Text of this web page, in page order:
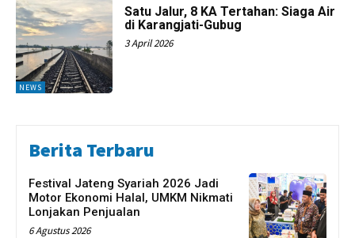
NEWS
Satu Jalur, 8 KA Tertahan: Siaga Air
di Karangjati-Gubug
3 April 2026
Berita Terbaru
Festival Jateng Syariah 2026 Jadi
Motor Ekonomi Halal, UMKM Nikmati
Lonjakan Penjualan
6 Agustus 2026